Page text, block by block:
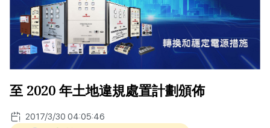
至 2020 年土地違規處置計劃頒佈
2017/3/30 04:05:46